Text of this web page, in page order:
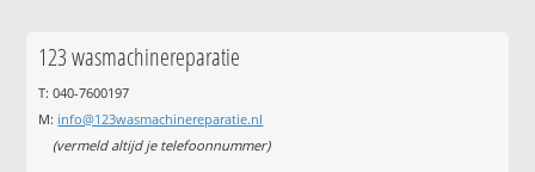
123 wasmachinereparatie
T: 040-7600197
M: info@123wasmachinereparatie.nl
(vermeld altijd je telefoonnummer)